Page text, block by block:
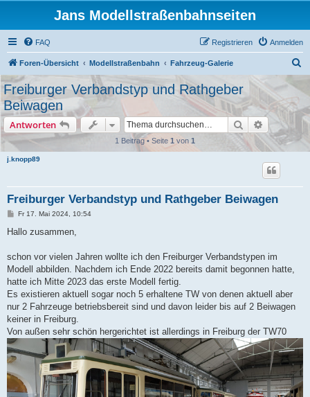
Jans Modellstraßenbahnseiten
FAQ Anmelden
Registrieren
Foren-Übersicht Modellstraßenbahn Fahrzeug-Galerie
c
h
Freiburger Verbandstyp und Rathgeber
Beiwagen
Antworten Suche
1 Beitrag • Seite 1 von 1
j.knopp89
Freiburger Verbandstyp und Rathgeber Beiwagen
B
i
a
Fr 17. Mai 2024, 10:54
Hallo zusammen,
schon vor vielen Jahren wollte ich den Freiburger Verbandstypen im
Modell abbilden. Nachdem ich Ende 2022 bereits damit begonnen hatte,
hatte ich Mitte 2023 das erste Modell fertig.
Es existieren aktuell sogar noch 5 erhaltene TW von denen aktuell aber
nur 2 Fahrzeuge betriebsbereit sind und davon leider bis auf 2 Beiwagen
keiner in Freiburg.
Von außen sehr schön hergerichtet ist allerdings in Freiburg der TW70